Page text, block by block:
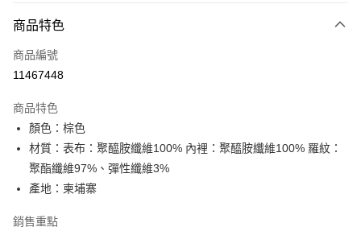
信用卡一次付款
超商取貨付款
Apple Pay
ATM付款
運送方式
全家取貨付款
商品特色
商品編號
11467448
商品特色
顏色：棕色
材質：表布：聚醯胺纖維100% 內裡：聚醯胺纖維100% 羅紋：
聚酯纖維97%、彈性纖維3%
產地：柬埔寨
銷售重點